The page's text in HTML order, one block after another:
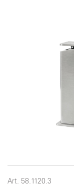
Art. 58.1120.3